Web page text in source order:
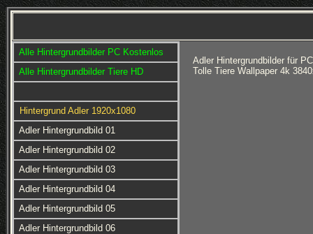
Alle Hintergrundbilder PC Kostenlos
Alle Hintergrundbilder Tiere HD
Hintergrund Adler 1920x1080
Adler Hintergrundbild 01
Adler Hintergrundbild 02
Adler Hintergrundbild 03
Adler Hintergrundbild 04
Adler Hintergrundbild 05
Adler Hintergrundbild 06
Adler Hintergrundbilder für
Tolle Tiere Wallpaper 4k